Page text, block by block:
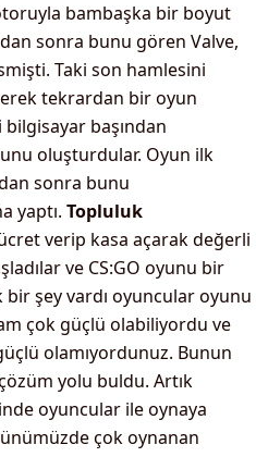
bambaşka bir boyut
sonra bunu gören Valve,
Taki son hamlesini
tekrardan bir oyun
bilgisayar başından
oluşturdular. Oyun ilk
sonra bunu
yaptı. Topluluk
verip kasa açarak değerli
ve CS:GO oyunu bir
şey vardı oyuncular oyunu
çok güçlü olabiliyordu ve
olamıyordunuz. Bunun
yolu buldu. Artık
oyuncular ile oynaya
çok oynanan